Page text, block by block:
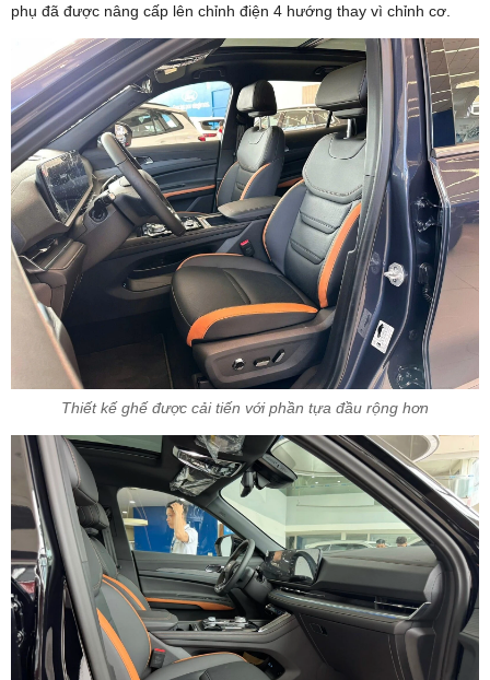
phụ đã được nâng cấp lên chỉnh điện 4 hướng thay vì chỉnh cơ.
Thiết kế ghế được cải tiến với phần tựa đầu rộng hơn